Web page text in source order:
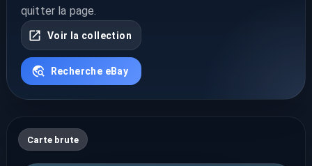
quitter la page.
Voir la collection
Recherche eBay
Carte brute